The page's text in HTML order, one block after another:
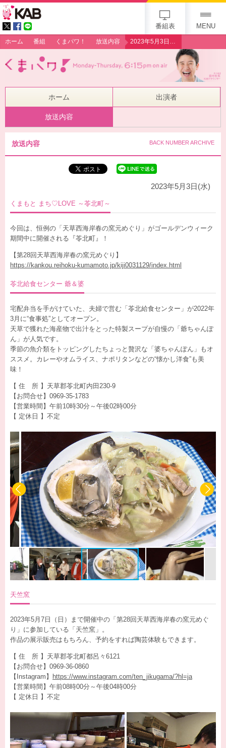
番組表 MENU
ホーム 番組 くまパワ！ 放送内容 2023年5月3日（水・祝）【特集】くまもと まち♡LOVE ～苓北町～
ホーム 出演者
放送内容
放送内容 BACK NUMBER ARCHIVE
2023年5月3日(水)
くまもと まち♡LOVE ～苓北町～
今回は、恒例の「天草西海岸春の窯元めぐり」がゴールデンウィーク
期間中に開催される『苓北町』！
【第28回天草西海岸春の窯元めぐり】
https://kankou.reihoku-kumamoto.jp/kiji0031129/index.html
苓北給食センター 爺＆婆
宅配弁当を手がけていた、夫婦で営む「苓北給食センター」が2022年
3月に“食事処”としてオープン。
天草で獲れた海産物で出汁をとった特製スープが自慢の「爺ちゃんぽ
ん」が人気です。
季節の魚介類をトッピングしたちょっと贅沢な「婆ちゃんぽん」もオ
ススメ。カレーやオムライス、ナポリタンなどの“懐かし洋食”も美
味！
【 住 所 】天草郡苓北町内田230-9
【お問合せ】0969-35-1783
【営業時間】午前10時30分～午後02時00分
【 定休日 】不定
天竺窯
2023年5月7日（日）まで開催中の「第28回天草西海岸春の窯元めぐ
り」に参加している「天竺窯」。
作品の展示販売はもちろん、予約をすれば陶芸体験もできます。
【 住 所 】天草郡苓北町都呂々6121
【お問合せ】0969-36-0860
【Instagram】
https://www.instagram.com/ten_jikugama/?hl=ja
【営業時間】午前08時00分～午後04時00分
【 定休日 】不定